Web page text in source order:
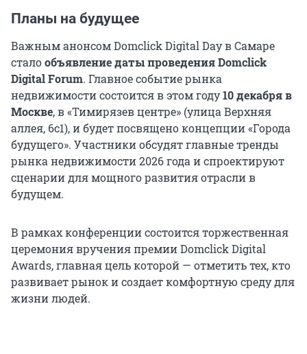
Планы на будущее
Важным анонсом Domclick Digital Day в Самаре
сталообъявление даты проведения Domclick
Digital Forum. Главное событие рынка
недвижимости состоится в этом году10 декабря в
Москве, в «Тимирязев центре» (улица Верхняя
аллея, 6с1), и будет посвящено концепции «Города
будущего». Участники обсудят главные тренды
рынка недвижимости 2026 года и спроектируют
сценарии для мощного развития отрасли в
будущем.
В рамках конференции состоится торжественная
церемония вручения премии Domclick Digital
Awards, главная цель которой — отметить тех, кто
развивает рынок и создает комфортную среду для
жизни людей.